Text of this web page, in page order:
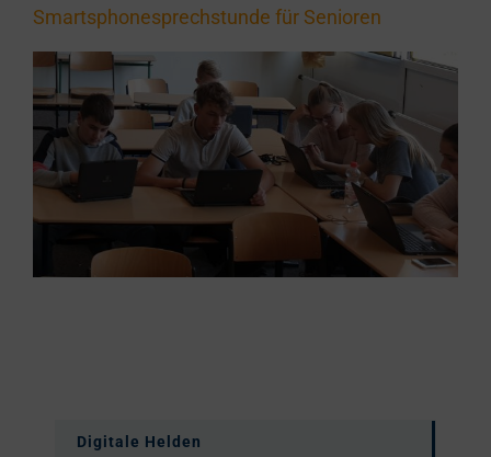
Smartsphonesprechstunde für Senioren
Digitale Helden